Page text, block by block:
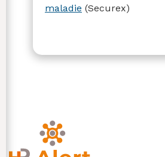
maladie (Securex)